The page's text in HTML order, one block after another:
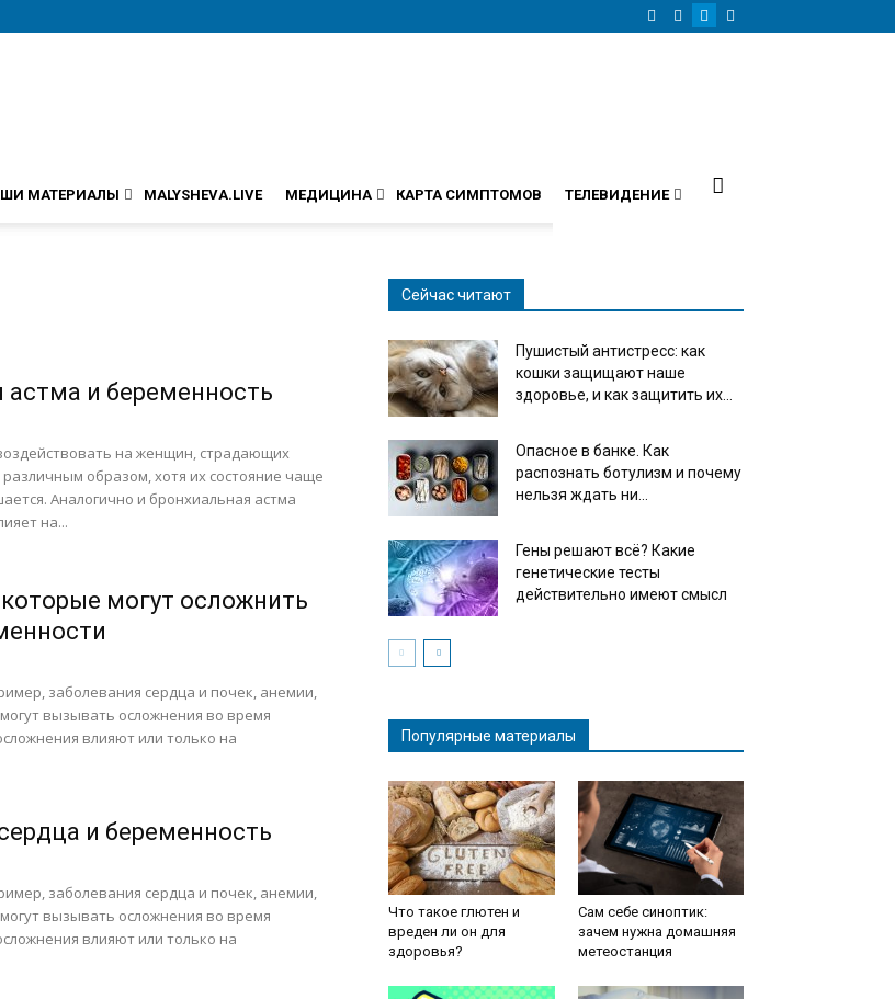
МАТЕРИАЛЫ MALYSHEVA.LIVE МЕДИЦИНА КАРТА СИМПТОМОВ ТЕЛЕВИДЕНИЕ
астма и беременность
на женщин, страдающих
образом, хотя их состояние чаще
Аналогично и бронхиальная астма
на...
могут осложнить
заболевания сердца и почек, анемии,
вызывать осложнения во время
влияют или только на
и беременность
заболевания сердца и почек, анемии,
вызывать осложнения во время
влияют или только на
Сейчас читают
Пушистый антистресс: как
кошки защищают наше
здоровье, и как защитить их...
Опасное в банке. Как
распознать ботулизм и почему
нельзя ждать ни...
Гены решают всё? Какие
генетические тесты
действительно имеют смысл
Популярные материалы
Что такое глютен и
вреден ли он для
здоровья?
Сам себе синоптик:
зачем нужна домашняя
метеостанция